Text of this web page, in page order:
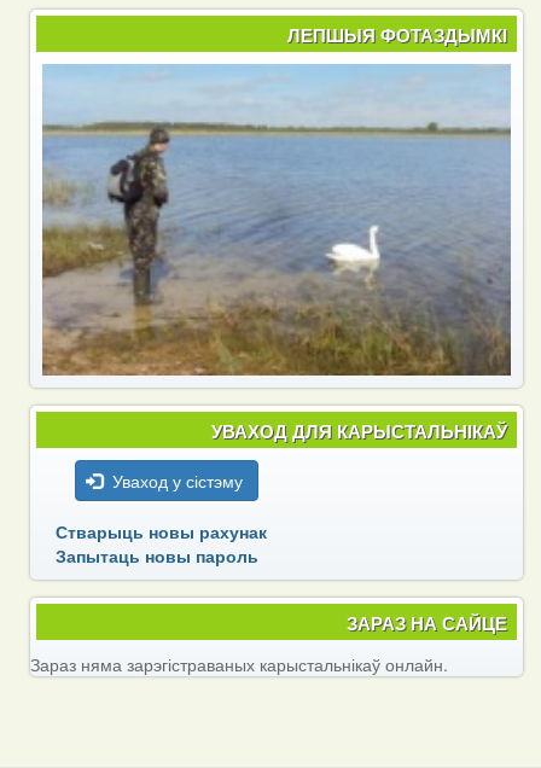
ЛЕПШЫЯ ФОТАЗДЫМКІ
УВАХОД ДЛЯ КАРЫСТАЛЬНІКАЎ
Уваход у сістэму
Стварыць новы рахунак
Запытаць новы пароль
ЗАРАЗ НА САЙЦЕ
Зараз няма зарэгістраваных карыстальнікаў онлайн.